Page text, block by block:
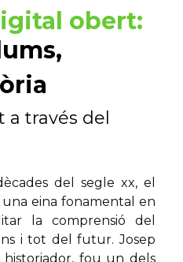
obert:
a través del
del segle xx, el
eina fonamental en
la comprensió del
i tot del futur. Josep
historiador, fou un dels